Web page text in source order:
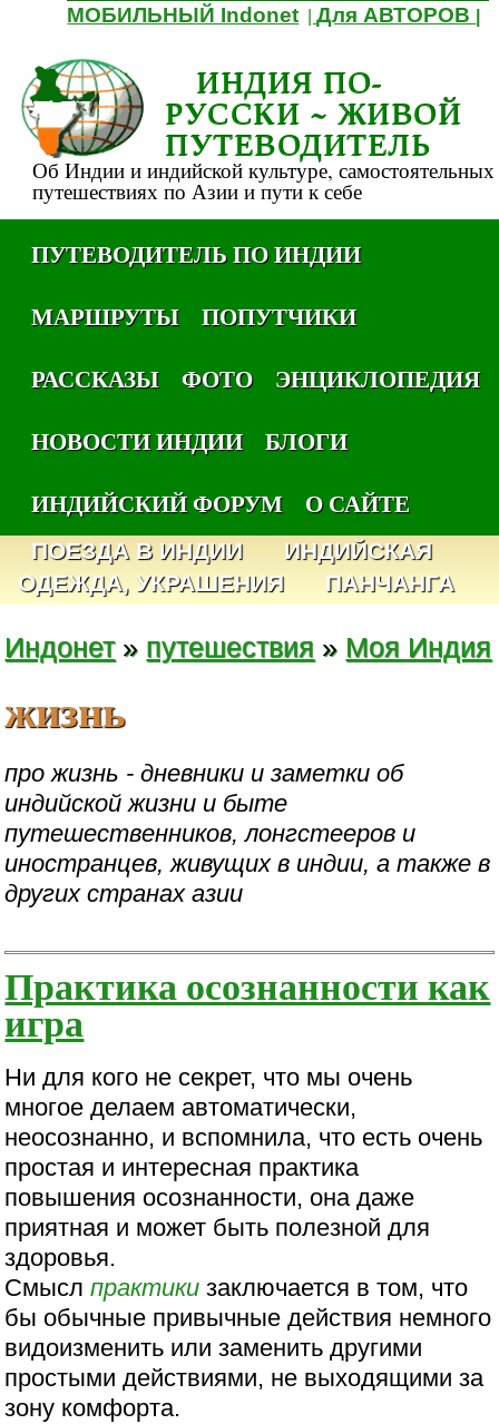
МОБИЛЬНЫЙ Indonet |Для АВТОРОВ
ИНДИЯ ПО-
РУССКИ ~ ЖИВОЙ
ПУТЕВОДИТЕЛЬ
Об Индии и индийской культуре, самостоятельных
путешествиях по Азии и пути к себе
ПУТЕВОДИТЕЛЬ ПО ИНДИИ
МАРШРУТЫ
ПОПУТЧИКИ
РАССКАЗЫ
ФОТО
ЭНЦИКЛОПЕДИЯ
НОВОСТИ ИНДИИ
БЛОГИ
ИНДИЙСКИЙ ФОРУМ
О САЙТЕ
ПОЕЗДА В ИНДИИ
ИНДИЙСКАЯ
ОДЕЖДА, УКРАШЕНИЯ
ПАНЧАНГА
Индонет» путешествия » Моя Индия
жизнь
про жизнь - дневники и заметки об
индийской жизни и быте
путешественников, лонгстееров и
иностранцев, живущих в индии, а также в
других странах азии
Практика осознанности как
игра
Ни для кого не секрет, что мы очень
многое делаем автоматически,
неосознанно, и вспомнила, что есть очень
простая и интересная практика
повышения осознанности, она даже
приятная и может быть полезной для
здоровья.
Смыслпрактики заключается в том, что
бы обычные привычные действия немного
видоизменить или заменить другими
простыми действиями, не выходящими за
зону комфорта.